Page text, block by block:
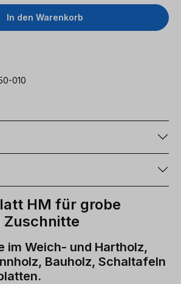
In den Warenkorb
010
HM für grobe
Zuschnitte
im Weich- und Hartholz,
Bauholz, Schaltafeln